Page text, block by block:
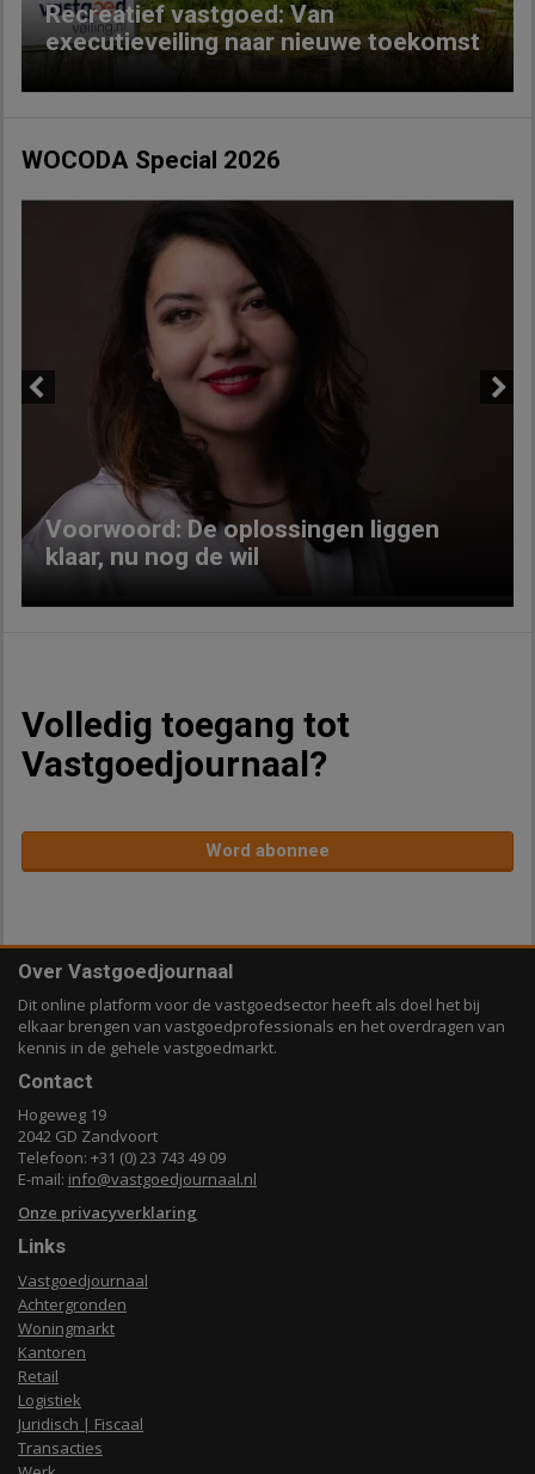
Recreatief vastgoed: Van
executieveiling naar nieuwe toekomst
WOCODA Special 2026
Voorwoord: De oplossingen liggen
klaar, nu nog de wil
Volledig toegang tot
Vastgoedjournaal?
Word abonnee
Over Vastgoedjournaal
Dit online platform voor de vastgoedsector heeft als doel het bij
elkaar brengen van vastgoedprofessionals en het overdragen van
kennis in de gehele vastgoedmarkt.
Contact
Hogeweg 19
2042 GD Zandvoort
Telefoon: +31 (0) 23 743 49 09
E-mail: info@vastgoedjournaal.nl
Onze privacyverklaring
Links
Vastgoedjournaal
Achtergronden
Woningmarkt
Kantoren
Retail
Logistiek
Juridisch | Fiscaal
Transacties